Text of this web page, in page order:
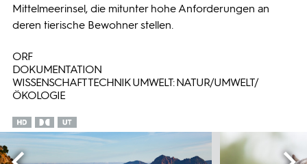
Mittelmeerinsel, die mitunter hohe Anforderungen an
deren tierische Bewohner stellen.
ORF
DOKUMENTATION
WISSENSCHAFT TECHNIK UMWELT: NATUR/UMWELT/
ÖKOLOGIE